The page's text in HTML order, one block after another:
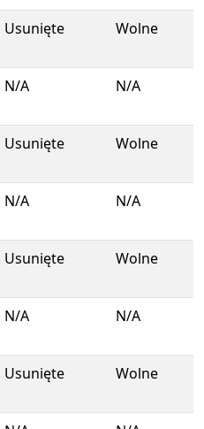
Usunięte Wolne
N/A N/A
Usunięte Wolne
N/A N/A
Usunięte Wolne
N/A N/A
Usunięte Wolne